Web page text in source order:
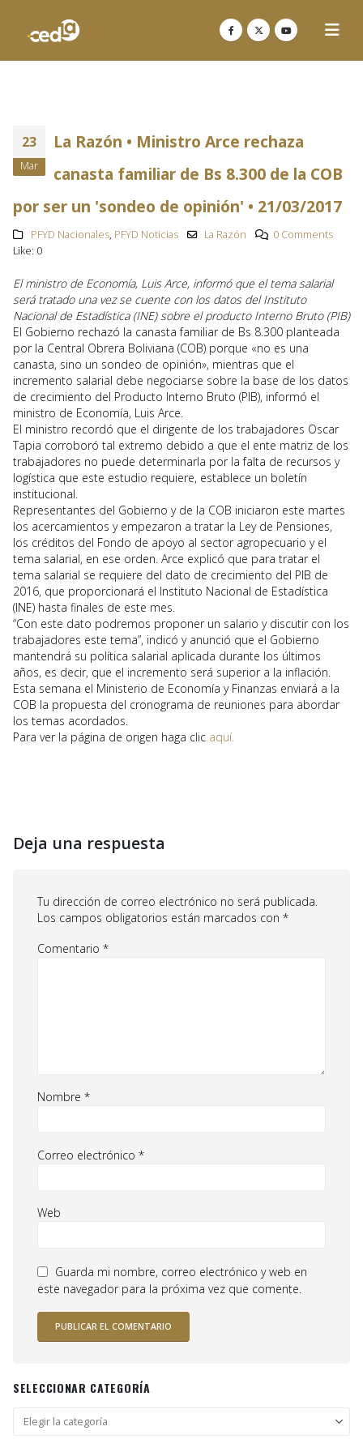
23
Mar
La Razón • Ministro Arce rechaza
canasta familiar de Bs 8.300 de la COB
por ser un 'sondeo de opinión' • 21/03/2017
PFYD Nacionales, PFYD Noticias La Razón
0 Comments
Like: 0
El ministro de Economía, Luis Arce, informó que el tema salarial
será tratado una vez se cuente con los datos del Instituto
Nacional de Estadística (INE) sobre el producto Interno Bruto (PIB)
El Gobierno rechazó la canasta familiar de Bs 8.300 planteada
por la Central Obrera Boliviana (COB) porque «no es una
canasta, sino un sondeo de opinión», mientras que el
incremento salarial debe negociarse sobre la base de los datos
de crecimiento del Producto Interno Bruto (PIB), informó el
ministro de Economía, Luis Arce.
El ministro recordó que el dirigente de los trabajadores Oscar
Tapia corroboró tal extremo debido a que el ente matriz de los
trabajadores no puede determinarla por la falta de recursos y
logística que este estudio requiere, establece un boletín
institucional.
Representantes del Gobierno y de la COB iniciaron este martes
los acercamientos y empezaron a tratar la Ley de Pensiones,
los créditos del Fondo de apoyo al sector agropecuario y el
tema salarial, en ese orden. Arce explicó que para tratar el
tema salarial se requiere del dato de crecimiento del PIB de
2016, que proporcionará el Instituto Nacional de Estadística
(INE) hasta finales de este mes.
“Con este dato podremos proponer un salario y discutir con los
trabajadores este tema”, indicó y anunció que el Gobierno
mantendrá su política salarial aplicada durante los últimos
años, es decir, que el incremento será superior a la inflación.
Esta semana el Ministerio de Economía y Finanzas enviará a la
COB la propuesta del cronograma de reuniones para abordar
los temas acordados.
Para ver la página de origen haga clic aquí.
Deja una respuesta
Tu dirección de correo electrónico no será publicada.
Los campos obligatorios están marcados con *
Comentario *
Nombre *
Correo electrónico *
Web
Guarda mi nombre, correo electrónico y web en
este navegador para la próxima vez que comente.
SELECCIONAR CATEGORÍA
Seleccionar
categoría